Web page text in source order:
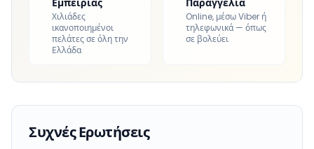
Εμπειρίας
Χιλιάδες
ικανοποιημένοι
πελάτες σε όλη την
Ελλάδα
Παραγγελία
Online, μέσω Viber ή
τηλεφωνικά — όπως
σε βολεύει
Συχνές Ερωτήσεις